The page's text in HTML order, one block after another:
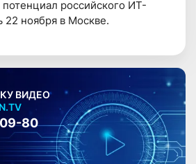
российского ИТ-
22 ноября в Москве.
ВИДЕО
80